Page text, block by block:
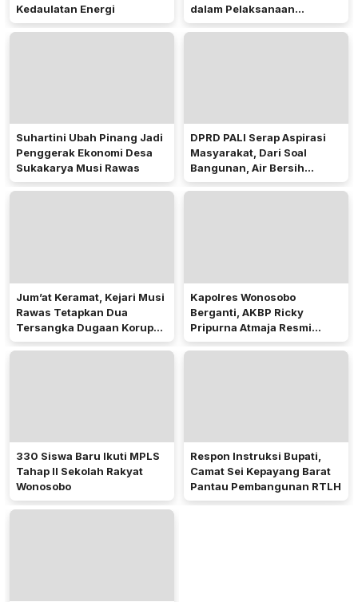
Kedaulatan Energi
dalam Pelaksanaan
Pilkades 2026
Suhartini Ubah Pinang Jadi
Penggerak Ekonomi Desa
Sukakarya Musi Rawas
DPRD PALI Serap Aspirasi
Masyarakat, Dari Soal
Bangunan, Air Bersih
Hingga Pergub Seismik
Jum’at Keramat, Kejari Musi
Rawas Tetapkan Dua
Tersangka Dugaan Korupsi
Dana PSR
Kapolres Wonosobo
Berganti, AKBP Ricky
Pripurna Atmaja Resmi
Menjabat
330 Siswa Baru Ikuti MPLS
Tahap II Sekolah Rakyat
Wonosobo
Respon Instruksi Bupati,
Camat Sei Kepayang Barat
Pantau Pembangunan RTLH